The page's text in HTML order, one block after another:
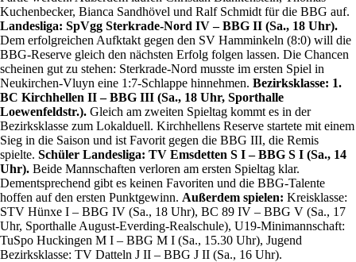
Kuchenbecker, Bianca Sandhövel und Ralf Schmidt für die BBG auf.
Landesliga: SpVgg Sterkrade-Nord IV – BBG II (Sa., 18 Uhr).
Dem erfolgreichen Aufktakt gegen den SV Hamminkeln (8:0) will die
BBG-Reserve gleich den nächsten Erfolg folgen lassen. Die Chancen
scheinen gut zu stehen: Sterkrade-Nord musste im ersten Spiel in
Neukirchen-Vluyn eine 1:7-Schlappe hinnehmen. Bezirksklasse: 1.
BC Kirchhellen II – BBG III (Sa., 18 Uhr, Sporthalle
Loewenfeldstr.). Gleich am zweiten Spieltag kommt es in der
Bezirksklasse zum Lokalduell. Kirchhellens Reserve startete mit einem
Sieg in die Saison und ist Favorit gegen die BBG III, die Remis
spielte. Schüler Landesliga: TV Emsdetten S I – BBG S I (Sa., 14
Uhr). Beide Mannschaften verloren am ersten Spieltag klar.
Dementsprechend gibt es keinen Favoriten und die BBG-Talente
hoffen auf den ersten Punktgewinn. Außerdem spielen: Kreisklasse:
STV Hünxe I – BBG IV (Sa., 18 Uhr), BC 89 IV – BBG V (Sa., 17
Uhr, Sporthalle August-Everding-Realschule), U19-Minimannschaft:
TuSpo Huckingen M I – BBG M I (Sa., 15.30 Uhr), Jugend
Bezirksklasse: TV Datteln J II – BBG J II (Sa., 16 Uhr).